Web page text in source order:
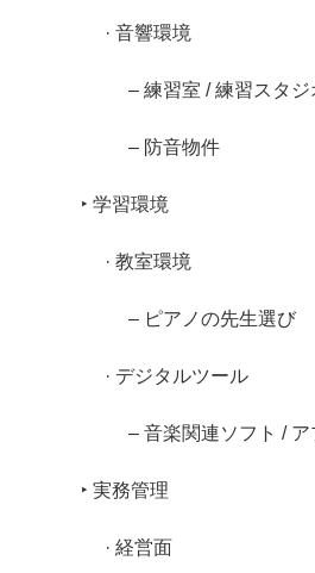
· 音響環境
– 練習室 / 練習スタジ
– 防音物件
‣ 学習環境
· 教室環境
– ピアノの先生選び
· デジタルツール
– 音楽関連ソフト / ア
‣ 実務管理
· 経営面